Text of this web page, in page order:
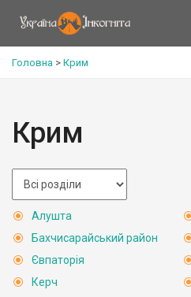
Головна > Крим
Крим
Алушта
Бахчисарайський район
Євпаторія
Керч